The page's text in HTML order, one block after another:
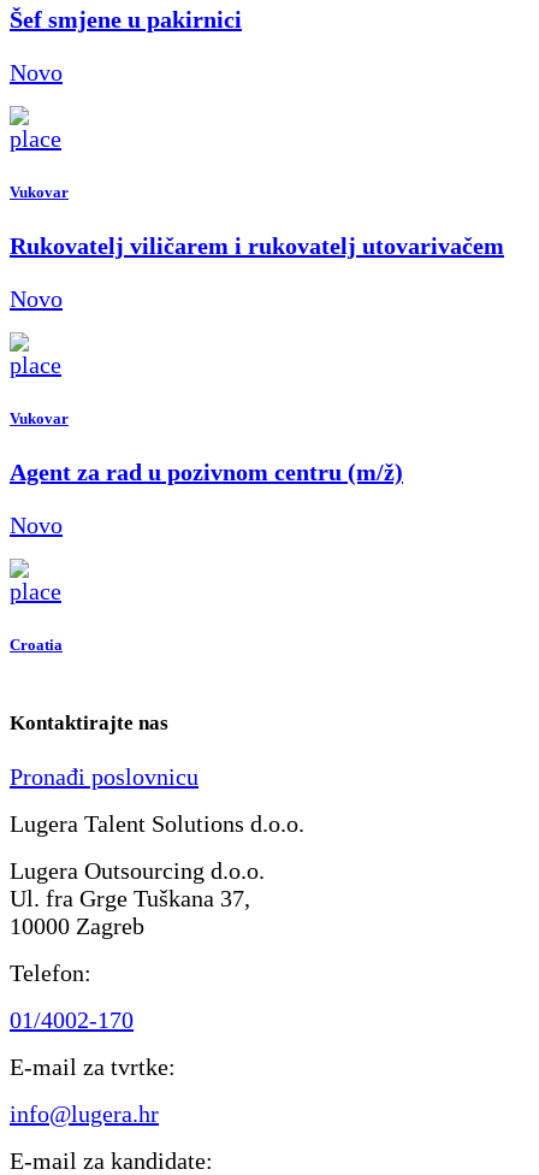
Šef smjene u pakirnici
Novo
Vukovar
Rukovatelj viličarem i rukovatelj utovarivačem
Novo
Vukovar
Agent za rad u pozivnom centru (m/ž)
Novo
Croatia
Kontaktirajte nas
Pronađi poslovnicu
Lugera Talent Solutions d.o.o.
Lugera Outsourcing d.o.o.
Ul. fra Grge Tuškana 37,
10000 Zagreb
Telefon:
01/4002-170
E-mail za tvrtke:
info@lugera.hr
E-mail za kandidate: